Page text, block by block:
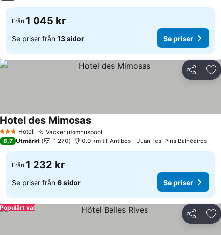
Från 1 045 kr
Se priser från 13 sidor Se priser
Dela
3 StjärnorHotell Vacker utomhuspool
Hotel des MimosasSe priser
8,7 Utmärkt 1 270 0.9 km till Antibes - Juan-les-Pins Balnéaires
Från 1 232 kr
Se priser från 6 sidor Se priser
Dela
Populärt val